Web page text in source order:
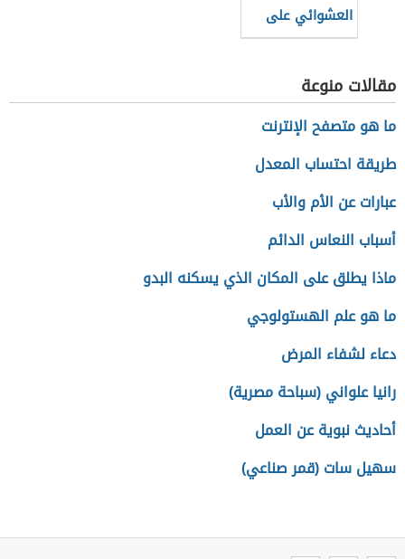
العشوائي على
الأفراد
مقالات منوعة
ما هو متصفح الإنترنت
طريقة احتساب المعدل
عبارات عن الأم والأب
أسباب النعاس الدائم
ماذا يطلق على المكان الذي يسكنه البدو
ما هو علم الهستولوجي
دعاء لشفاء المرض
رانيا علواني (سباحة مصرية)
أحاديث نبوية عن العمل
سهيل سات (قمر صناعي)